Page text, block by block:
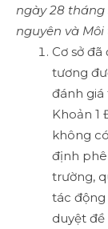
ngày 28 tháng
nguyên và
Cơ sở
tương
đánh
Khoản 1
không
định
trường,
tác
duyệt đề